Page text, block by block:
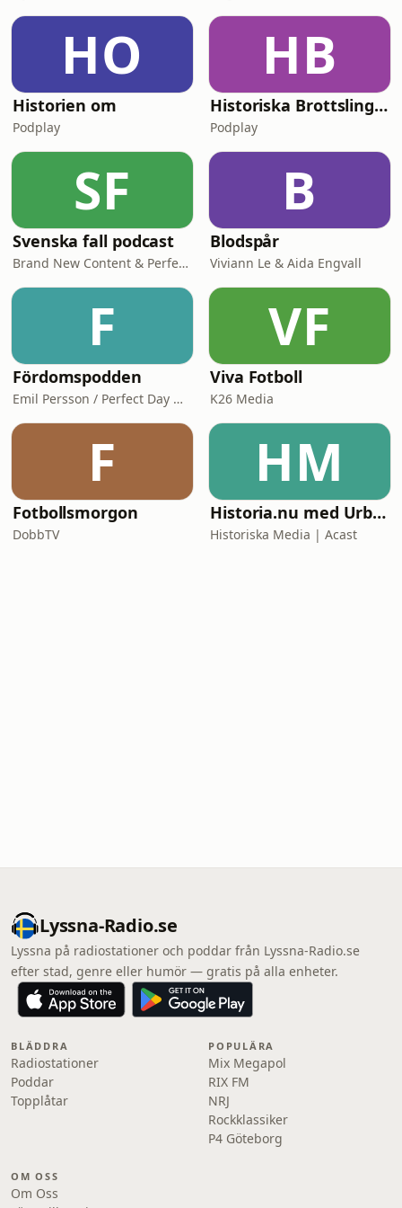
HO
Historien om
Podplay
HB
Historiska Brottslingar
Podplay
SF
Svenska fall podcast
Brand New Content & Perfect Day Media
B
Blodspår
Viviann Le & Aida Engvall
F
Fördomspodden
Emil Persson / Perfect Day Media
VF
Viva Fotboll
K26 Media
F
Fotbollsmorgon
DobbTV
HM
Historia.nu med Urban Lindstedt
Historiska Media | Acast
Lyssna-Radio.se
Lyssna på radiostationer och poddar från Lyssna-Radio.se
efter stad, genre eller humör — gratis på alla enheter.
BLÄDDRA
Radiostationer
Poddar
Topplåtar
POPULÄRA
Mix Megapol
RIX FM
NRJ
Rockklassiker
P4 Göteborg
OM OSS
Om Oss